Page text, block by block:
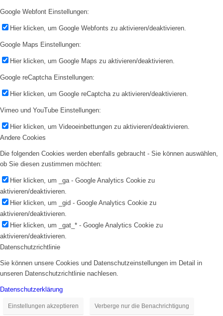
Google Webfont Einstellungen:
Hier klicken, um Google Webfonts zu aktivieren/deaktivieren.
Google Maps Einstellungen:
Hier klicken, um Google Maps zu aktivieren/deaktivieren.
Google reCaptcha Einstellungen:
Hier klicken, um Google reCaptcha zu aktivieren/deaktivieren.
Vimeo und YouTube Einstellungen:
Hier klicken, um Videoeinbettungen zu aktivieren/deaktivieren.
Andere Cookies
Die folgenden Cookies werden ebenfalls gebraucht - Sie können auswählen,
ob Sie diesen zustimmen möchten:
Hier klicken, um _ga - Google Analytics Cookie zu
aktivieren/deaktivieren.
Hier klicken, um _gid - Google Analytics Cookie zu
aktivieren/deaktivieren.
Hier klicken, um _gat_* - Google Analytics Cookie zu
aktivieren/deaktivieren.
Datenschutzrichtlinie
Sie können unsere Cookies und Datenschutzeinstellungen im Detail in
unseren Datenschutzrichtlinie nachlesen.
Datenschutzerklärung
Einstellungen akzeptieren Verberge nur die Benachrichtigung